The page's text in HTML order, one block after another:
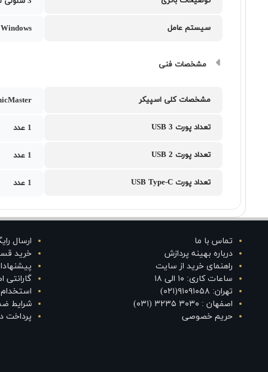
سیستم عامل Windows
مشخصات فنی
مشخصات کلی اسپیکر
تعداد پورت USB 3 1 عدد
تعداد پورت USB 2 1 عدد
تعداد پورت USB Type-C 1 عدد
تماس با ما
درباره بهینه پردازش
راهنمای خرید از سایت
ساعات کاری: ۱۰ الی ۱۸
تهران: ۹۱۰۹۱۰۵۸(۰۲۱)
اصفهان : ۳۰۳۰ ۳۲۳۵ (۰۳۱)
حریم خصوصی
ارسال
خرید
شرایط
پرداخت